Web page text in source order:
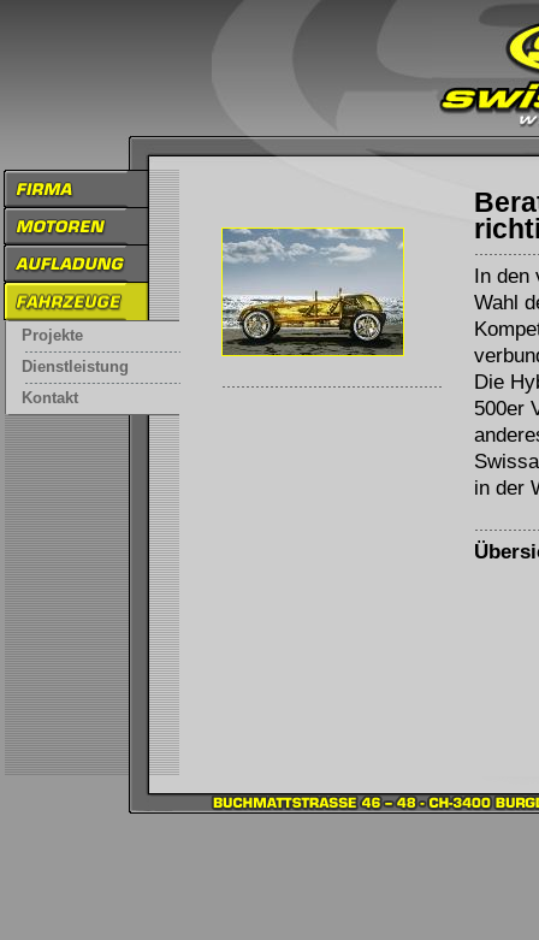
In den
Wahl
Die
500er
in der
Projekte
Dienstleistung
Kontakt